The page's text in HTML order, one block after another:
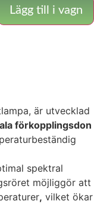
Lägg till i vagn
är utvecklad
förkopplingsdon
spektral
möjliggör att
, vilket ökar